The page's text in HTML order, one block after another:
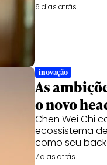
6 dias atrás
inovação
As
o novo
Chen Wei Chi
ecossistema
como seu
7 dias atrás